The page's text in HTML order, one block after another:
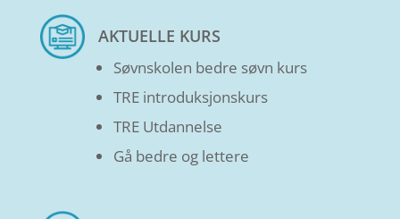
AKTUELLE KURS
Søvnskolen bedre søvn kurs
TRE introduksjonskurs
TRE Utdannelse
Gå bedre og lettere